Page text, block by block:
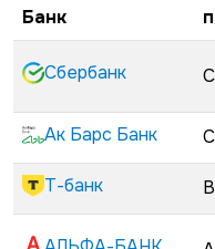
Банк
Сбербанк
Ак Барс Банк
Т-банк